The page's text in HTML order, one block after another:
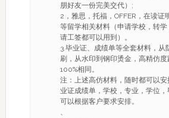
朋好友一份完美交代）;
2，雅思，托福，OFFER，在读证
等留学相关材料（申请学校，转学
请工签都可以用到）。
3.毕业证、成绩单等全套材料，从
刷，从水印到钢印烫金，高精仿度
100%相同。
注：上述高仿材料，随时都可以
业证成绩单，学校，专业，学位
可以根据客户要求安排。
、